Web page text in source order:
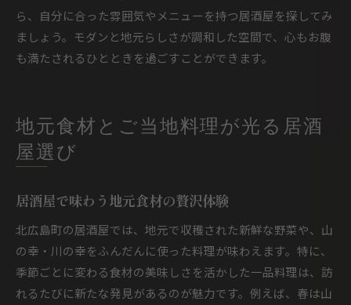
ら、自分に合った雰囲気やメニューを持つ居酒屋を探してみ
ましょう。モダンと地元らしさが調和した空間で、心もお腹
も満たされるひとときを過ごすことができます。
地元食材とご当地料理が光る居酒
屋選び
居酒屋で味わう地元食材の贅沢体験
北広島町の居酒屋では、地元で収穫された新鮮な野菜や、山
の幸・川の幸をふんだんに使った料理が味わえます。特に、
季節ごとに変わる食材の美味しさを活かした一品料理は、訪
れるたびに新たな発見があるのが魅力です。例えば、春は山